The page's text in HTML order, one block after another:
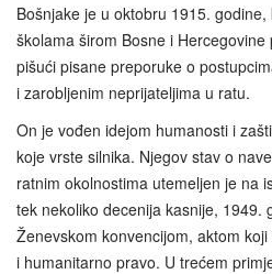
Bošnjake je u oktobru 1915.
školama širom Bosne i
pišući pisane preporuke o
i zarobljenim neprijateljima u ratu.
On je vođen idejom humanosti i
koje vrste silnika. Njegov stav o
ratnim okolnostima utemeljen je na
tek nekoliko decenija kasnije, 1949.
Ženevskom konvencijom, aktom
i humanitarno pravo. U trećem